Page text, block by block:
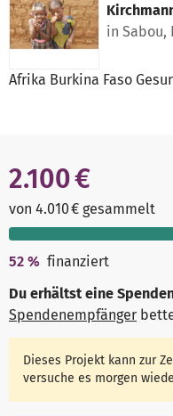
in Sabou,
Afrika Burkina Faso
2.100 €
von 4.010 € gesammelt
52 % finanziert
Du erhältst eine
Spendenempfänger
Dieses Projekt kann zur
versuche es morgen